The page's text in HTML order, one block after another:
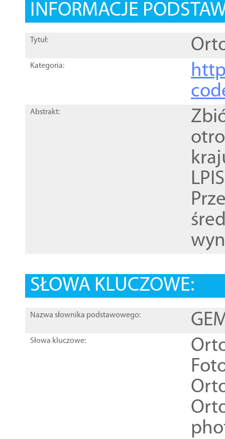
INFORMACJE
Tytuł:
Kategoria:
Abstrakt:
SŁOWA KLUCZOWE:
Nazwa słownika podstawowego:
Słowa kluczowe: